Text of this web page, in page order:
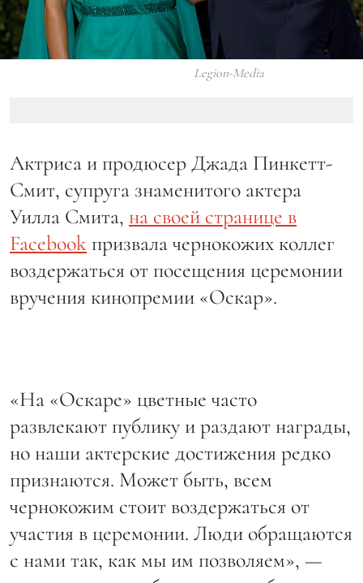
Legion-Media
Актриса и продюсер Джада Пинкетт-
Смит, супруга знаменитого актера
Уилла Смита, на своей странице в
Facebook призвала чернокожих коллег
воздержаться от посещения церемонии
вручения кинопремии «Оскар».
«На «Оскаре» цветные часто
развлекают публику и раздают награды,
но наши актерские достижения редко
признаются. Может быть, всем
чернокожим стоит воздержаться от
участия в церемонии. Люди обращаются
с нами так, как мы им позволяем», —